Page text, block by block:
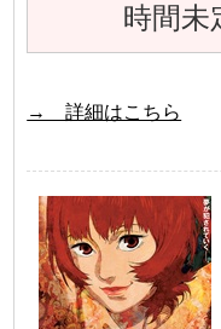
時間未
→ 詳細はこちら